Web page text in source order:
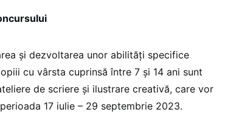
și dezvoltarea unor abilități specifice
cu vârsta cuprinsă între 7 și 14 ani sunt
de scriere și ilustrare creativă, care vor
17 iulie – 29 septembrie 2023.